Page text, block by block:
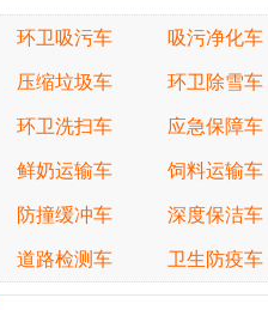
环卫吸污车 吸污净化车
压缩垃圾车 环卫除雪车
环卫洗扫车 应急保障车
鲜奶运输车 饲料运输车
防撞缓冲车 深度保洁车
道路检测车 卫生防疫车